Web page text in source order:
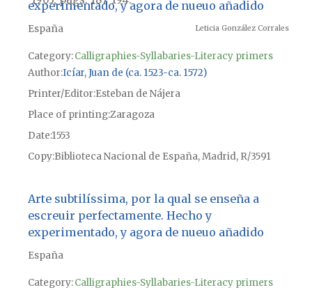
Leticia González Corrales
experimentado, y agora de nueuo añadido
España
Category:Calligraphies-Syllabaries-Literacy primers
Author Icíar, Juan de (ca. 1523-ca. 1572)
Printer/Editor Esteban de Nájera
Place of printingZaragoza
Date1553
CopyBiblioteca Nacional de España, Madrid, R/3591
Arte subtilíssima, por la qual se enseña a
escreuir perfectamente. Hecho y
experimentado, y agora de nueuo añadido
España
Category:Calligraphies-Syllabaries-Literacy primers